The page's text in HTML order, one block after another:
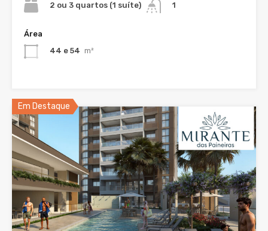
2 ou 3 quartos (1 suíte)
1
Área
44 e 54 m²
Em Destaque